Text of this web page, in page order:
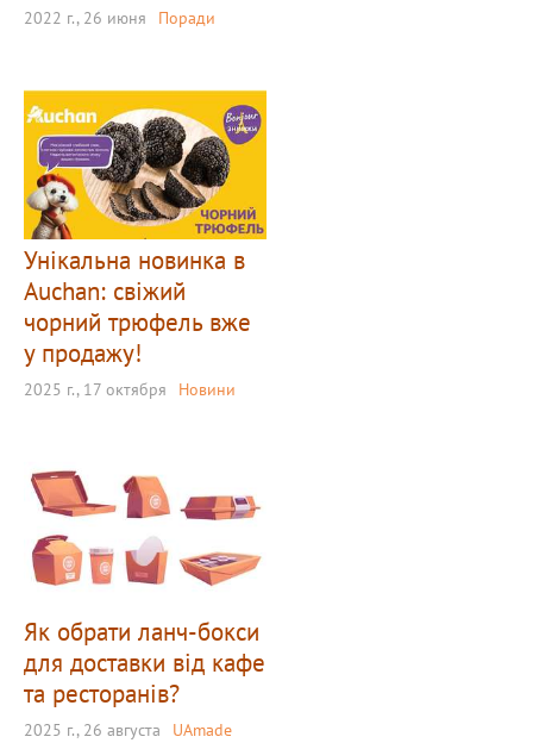
2022 г., 26 июня Поради
Унікальна новинка в
Auchan: свіжий
чорний трюфель вже
у продажу!
2025 г., 17 октября Новини
Як обрати ланч-бокси
для доставки від кафе
та ресторанів?
2025 г., 26 августа UAmade